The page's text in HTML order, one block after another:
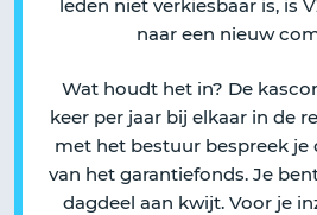
leden niet verkiesbaar is, is
naar een nieuw
Wat houdt het in? De
keer per jaar bij elkaar in de
met het bestuur bespreek je
van het garantiefonds. Je
dagdeel aan kwijt. Voor je